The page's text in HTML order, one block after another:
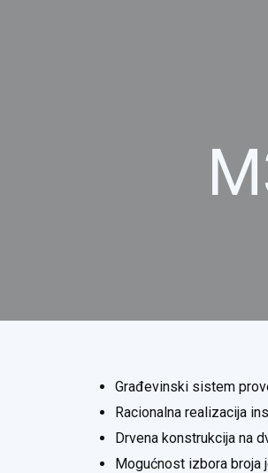
Građevinski sistem
Racionalna realizacija
Drvena konstrukcija na
Mogućnost izbora broja